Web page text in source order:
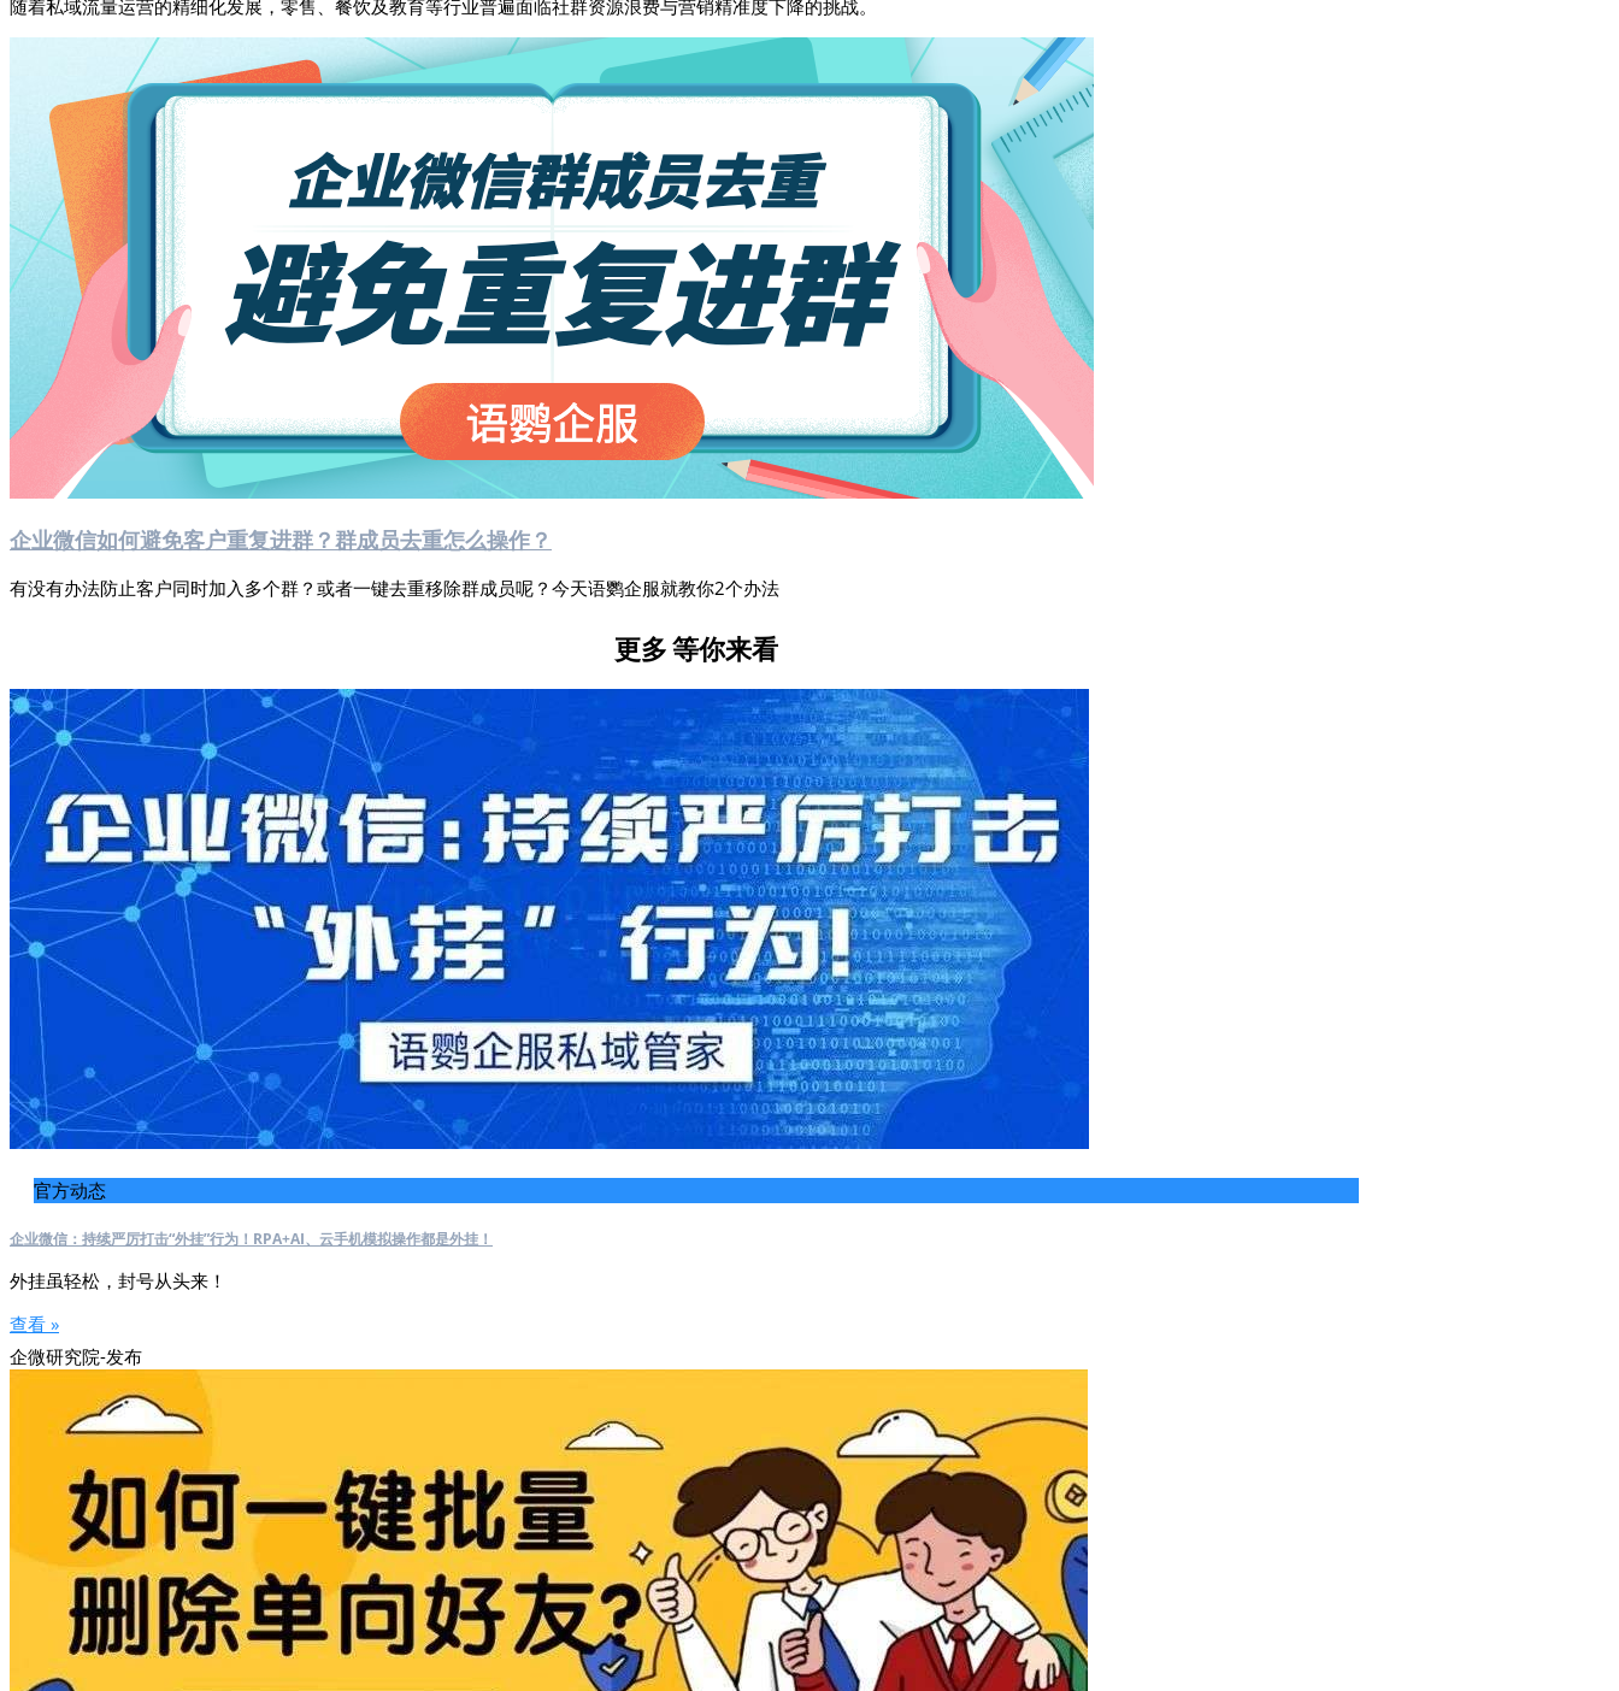
随着私域流量运营的精细化发展，零售、餐饮及教育等行业普遍面临社群资源浪费与营销精准度下降的挑战。
企业微信如何避免客户重复进群？群成员去重怎么操作？
有没有办法防止客户同时加入多个群？或者一键去重移除群成员呢？今天语鹦企服就教你2个办法
更多等你来看
官方动态
企业微信：持续严厉打击“外挂”行为！RPA+AI、云手机模拟操作都是外挂！
外挂虽轻松，封号从头来！
查看 »
企微研究院-发布